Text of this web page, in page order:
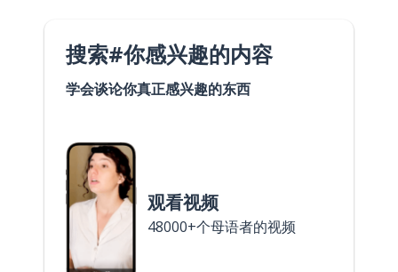
搜索#你感兴趣的内容
学会谈论你真正感兴趣的东西
观看视频
48000+个母语者的视频